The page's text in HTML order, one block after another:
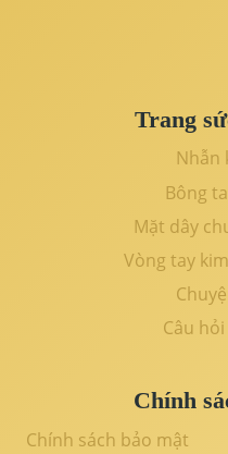
Trang
Nhẫn
Bông
Mặt dây
Vòng tay
Câu
Chính
Chính sách bảo mật